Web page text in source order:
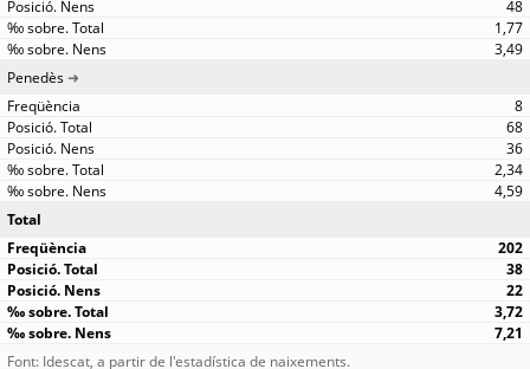
48
1,77
3,49
Penedès
8
68
36
2,34
4,59
Total
202
38
22
3,72
7,21
Font: Idescat, a partir de l'estadística de naixements.